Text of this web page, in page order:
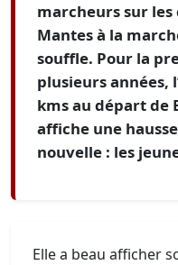
marcheurs sur
Mantes à la
souffle. Pour la
plusieurs années,
kms au départ de
affiche une
nouvelle : les
Elle a beau afficher